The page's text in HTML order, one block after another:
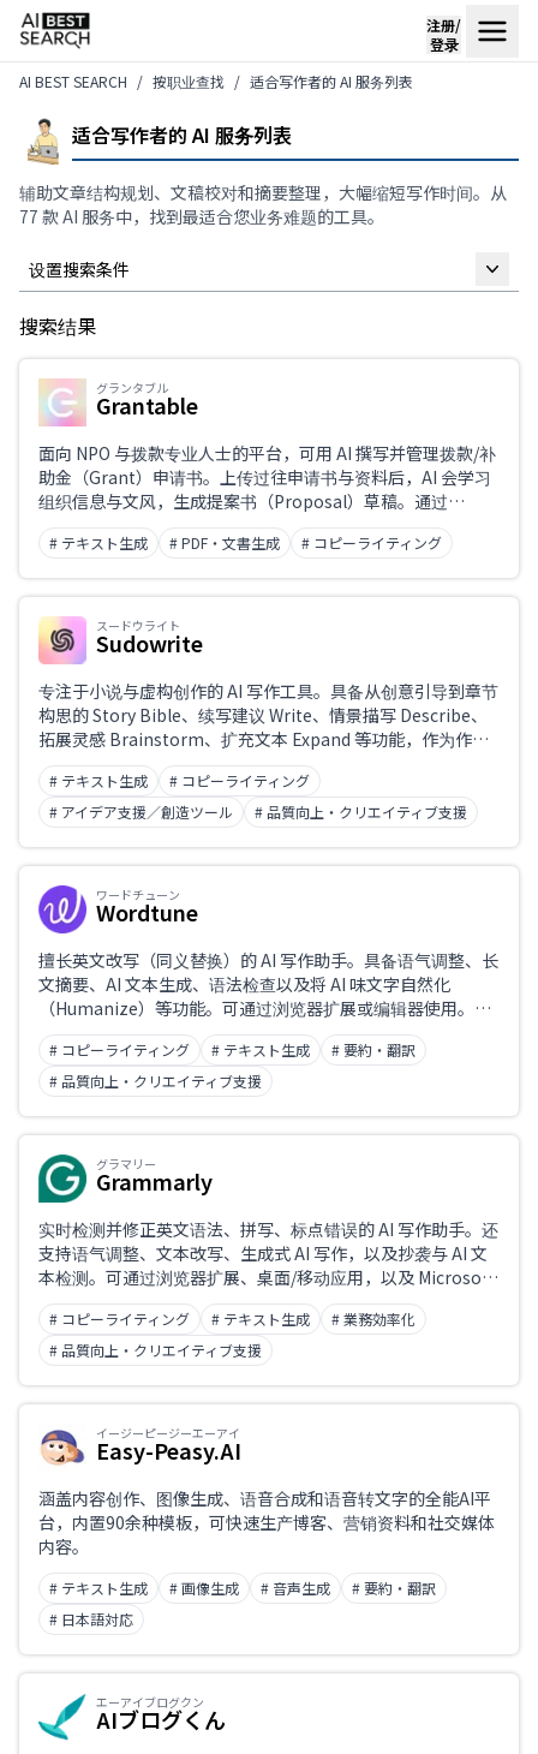
注册/
登录
AI BEST SEARCH
按职业查找 适合写作者的 AI 服务列表
适合写作者的 AI 服务列表
辅助文章结构规划、文稿校对和摘要整理，大幅缩短写作时间。从
77 款 AI 服务中，找到最适合您业务难题的工具。
设置搜索条件
自由关键词
仅限支持日语
业务课题
职业
搜索结果
グランタブル
Grantable
面向 NPO 与拨款专业人士的平台，可用 AI 撰写并管理拨款/补
助金（Grant）申请书。上传过往申请书与资料后，AI 会学习
组织信息与文风，生成提案书（Proposal）草稿。通过
GrantGraph 进行资助方（Funder）匹配、RFP 分析、团队
协同编辑，为申请工作提供一站式支持。
# テキスト生成 # PDF・文書生成 # コピーライティング
スードウライト
Sudowrite
专注于小说与虚构创作的 AI 写作工具。具备从创意引导到章节
构思的 Story Bible、续写建议 Write、情景描写 Describe、
拓展灵感 Brainstorm、扩充文本 Expand 等功能，作为作家
的协作伙伴助力写作。界面与优化以英语为主，用日语创作几
乎不可行。
# テキスト生成
# コピーライティング
# アイデア支援／創造ツール
# 品質向上・クリエイティブ支援
ワードチューン
Wordtune
擅长英文改写（同义替换）的 AI 写作助手。具备语气调整、长
文摘要、AI 文本生成、语法检查以及将 AI 味文字自然化
（Humanize）等功能。可通过浏览器扩展或编辑器使用。主
要支持英语，实际上不支持中文或日文文章的校对与改写。
# コピーライティング # テキスト生成
# 要約・翻訳
# 品質向上・クリエイティブ支援
グラマリー
Grammarly
实时检测并修正英文语法、拼写、标点错误的 AI 写作助手。还
支持语气调整、文本改写、生成式 AI 写作，以及抄袭与 AI 文
本检测。可通过浏览器扩展、桌面/移动应用，以及 Microsoft
Office 与 Google 文档联动广泛使用。校对对象以英语为主，
对日语文本校对几乎不支持。
# コピーライティング # テキスト生成
# 業務効率化
# 品質向上・クリエイティブ支援
イージーピージーエーアイ
Easy-Peasy.AI
涵盖内容创作、图像生成、语音合成和语音转文字的全能AI平
台，内置90余种模板，可快速生产博客、营销资料和社交媒体
内容。
# テキスト生成 # 画像生成 # 音声生成
# 要約・翻訳
# 日本語対応
エーアイブログクン
AIブログくん